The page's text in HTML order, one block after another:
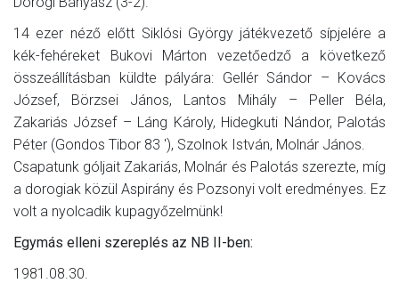
14 ezer néző előtt Siklósi György játékvezető sípjelére a
kék-fehéreket Bukovi Márton vezetőedző a következő
összeállításban küldte pályára: Gellér Sándor – Kovács
József, Börzsei János, Lantos Mihály – Peller Béla,
Zakariás József – Láng Károly, Hidegkuti Nándor, Palotás
Péter (Gondos Tibor 83 '), Szolnok István, Molnár János.
Csapatunk góljait Zakariás, Molnár és Palotás szerezte, míg
a dorogiak közül Aspirány és Pozsonyi volt eredményes. Ez
volt a nyolcadik kupagyőzelmünk!
Egymás elleni szereplés az NB II-ben:
1981.08.30.